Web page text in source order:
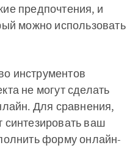
предпочтения, и
можно использовать
инструментов
не могут сделать
Для сравнения,
ваш
форму онлайн-